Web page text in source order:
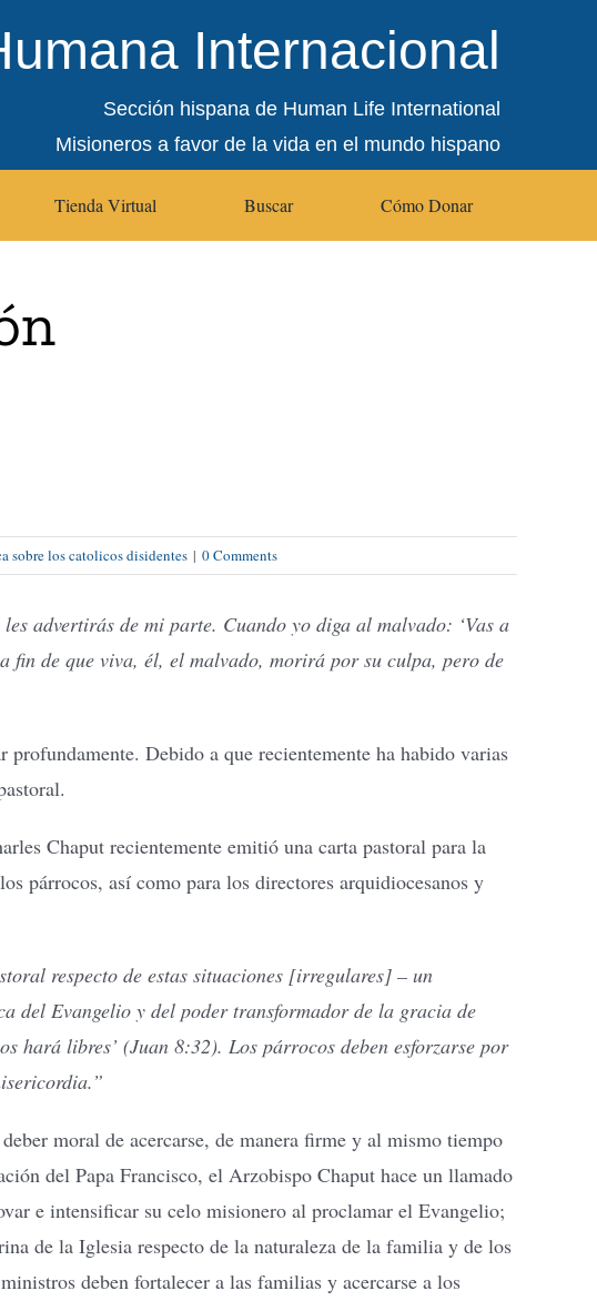
Internacional
Sección hispana de Human Life International
Misioneros a favor de la vida en el mundo hispano
Tienda Virtual Buscar Cómo Donar
sobre los catolicos disidentes | 0 Comments
advertirás de mi parte. Cuando yo diga al malvado: ‘Vas a
fin de que viva, él, el malvado, morirá por su culpa, pero de
Debido a que recientemente ha habido varias
Chaput recientemente emitió una carta pastoral para la
párrocos, así como para los directores arquidiocesanos y
respecto de estas situaciones [irregulares] – un
del Evangelio y del poder transformador de la gracia de
hará libres’ (Juan 8:32). Los párrocos deben esforzarse por
moral de acercarse, de manera firme y al mismo tiempo
del Papa Francisco, el Arzobispo Chaput hace un llamado
e intensificar su celo misionero al proclamar el Evangelio;
de la Iglesia respecto de la naturaleza de la familia y de los
deben fortalecer a las familias y acercarse a los